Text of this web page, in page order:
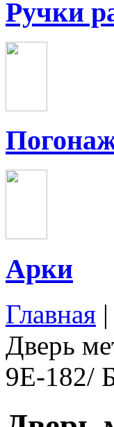
Ручки
Арки
Главная |
Дверь
9Е-182/